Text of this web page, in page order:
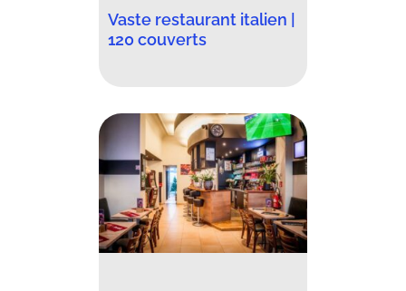
Vaste restaurant italien |
120 couverts